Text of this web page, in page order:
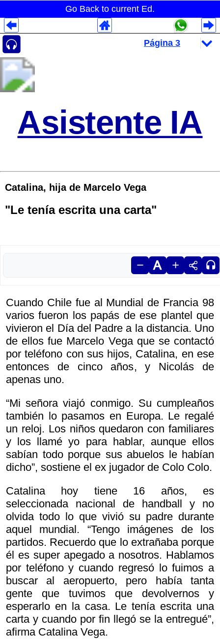
Go Back to current Ed.
Asistente IA
Catalina, hija de Marcelo Vega
"Le tenía escrita una carta"
Cuando Chile fue al Mundial de Francia 98
varios fueron los papás de ese plantel que
vivieron el Día del Padre a la distancia. Uno
de ellos fue Marcelo Vega que se contactó
por teléfono con sus hijos, Catalina, en ese
entonces de cinco años, y Nicolás de
apenas uno.
“Mi señora viajó conmigo. Su cumpleaños
también lo pasamos en Europa. Le regalé
un reloj. Los niños quedaron con familiares
y los llamé yo para hablar, aunque ellos
sabían todo porque sus abuelos le habían
dicho”, sostiene el ex jugador de Colo Colo.
Catalina hoy tiene 16 años, es
seleccionada nacional de handball y no
olvida todo lo que vivió su padre durante
aquel mundial. “Tengo imágenes de los
partidos. Recuerdo que lo extrañaba porque
él es super apegado a nosotros. Hablamos
por teléfono y cuando regresó lo fuimos a
buscar al aeropuerto, pero había tanta
gente que tuvimos que devolvernos y
esperarlo en la casa. Le tenía escrita una
carta y cuando por fin llegó se la entregué”,
afirma Catalina Vega.
Despliegues Analytics
Despliegues Totales
Despliegues por Rubros